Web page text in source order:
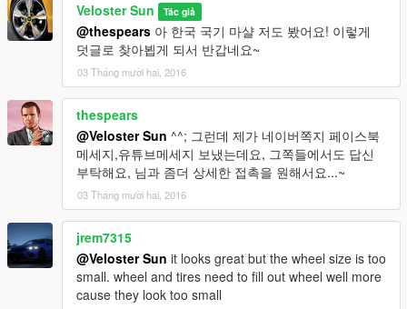
Veloster Sun Tác giả
@thespears 아 한국 국기 마샬 저도 봤어요! 이렇게
덧글로 찾아뵙게 되서 반갑네요~
03 Tháng mười hai, 2016
thespears
@Veloster Sun ^^; 그런데 제가 네이버쪽지 페이스북
메세지,유튜브메세지 보냈는데요, 그쪽들에서도 답신
부탁해요, 님과 좀더 상세한 접촉을 원해서요...~
03 Tháng mười hai, 2016
jrem7315
@Veloster Sun it looks great but the wheel size is too
small. wheel and tires need to fill out wheel well more
cause they look too small